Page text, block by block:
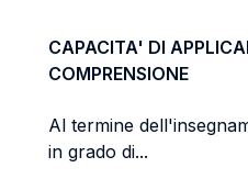
CAPACITA' DI
COMPRENSIONE
Al termine
in grado di...